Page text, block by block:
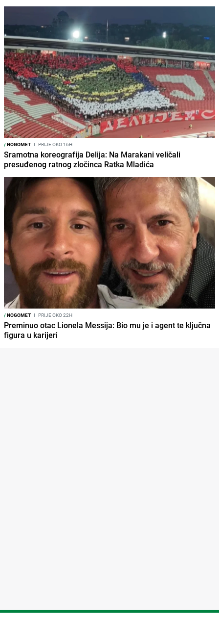
/NOGOMET I PRIJE OKO 16H
Sramotna koreografija Delija: Na Marakani veličali
presuđenog ratnog zločinca Ratka Mladića
/NOGOMET I PRIJE OKO 22H
Preminuo otac Lionela Messija: Bio mu je i agent te ključna
figura u karijeri